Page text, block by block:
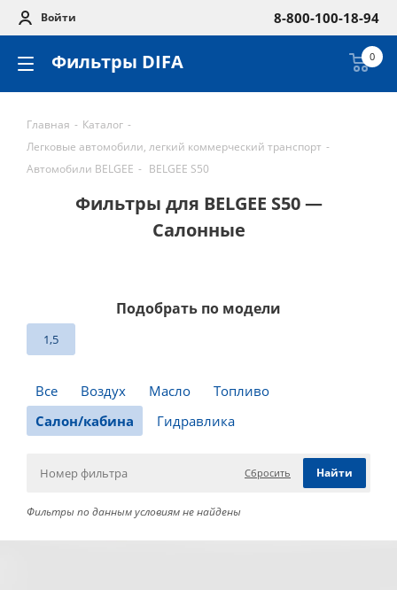
Войти 8-800-100-18-94
Фильтры DIFA 0
Главная - Каталог -
Легковые автомобили, легкий коммерческий транспорт -
Автомобили BELGEE - BELGEE S50
Фильтры для BELGEE S50 —
Салонные
Подобрать по модели
1,5
Все Воздух Масло
Топливо
Салон/кабина
Гидравлика
Сбросить
Фильтры по данным условиям не найдены